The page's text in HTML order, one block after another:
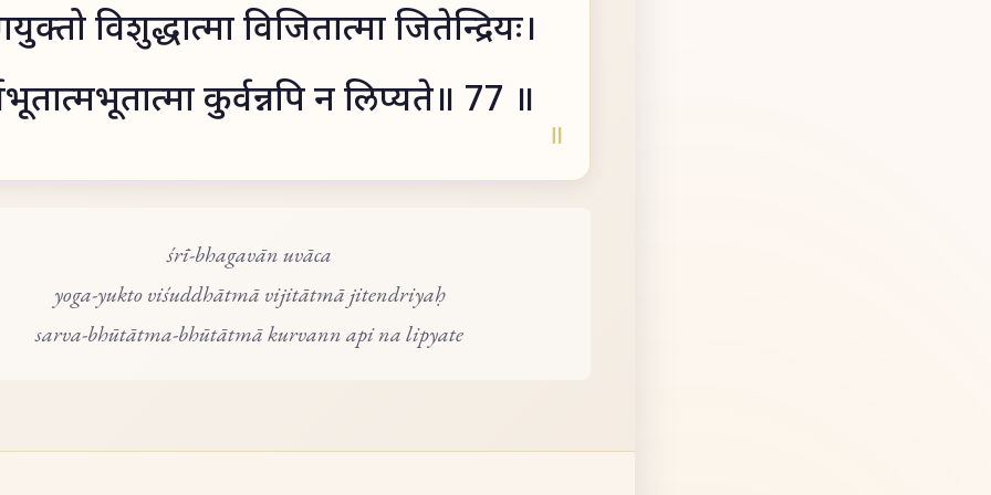
विशुद्धात्मा विजितात्मा जितेन्द्रियः।
कुर्वन्नपि न लिप्यते॥ 77 ॥
śrī-bhagavān uvāca
yoga-yukto viśuddhātmā vijitātmā jitendriyaḥ
sarva-bhūtātma-bhūtātmā kurvann api na lipyate